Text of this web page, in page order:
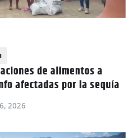
de alimentos a
afectadas por la sequía
2026